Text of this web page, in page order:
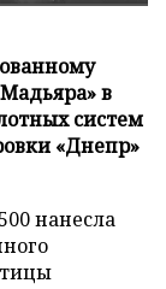
в
систем
«Днепр»
нанесла